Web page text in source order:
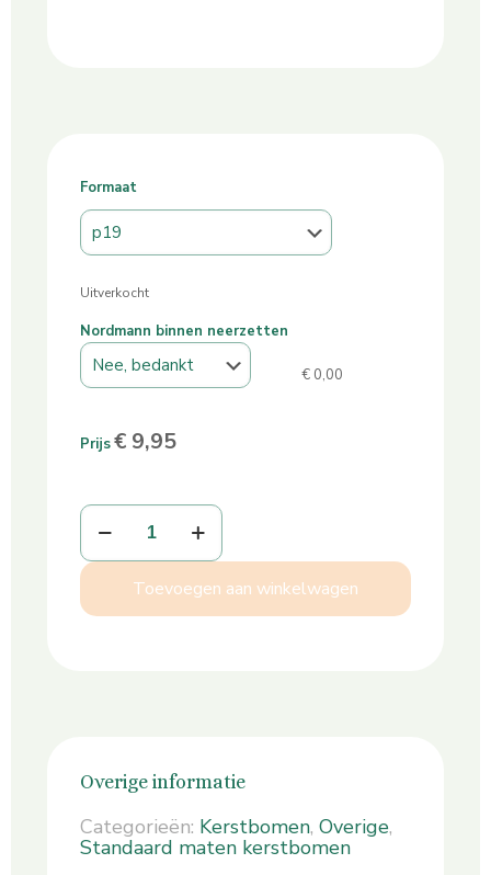
Formaat
Uitverkocht
Nordmann binnen neerzetten
€ 0,00
Prijs€ 9,95
Skimmia
Rubella
in
pot
Toevoegen aan winkelwagen
Overige informatie
Categorieën: Kerstbomen, Overige,
Standaard maten kerstbomen